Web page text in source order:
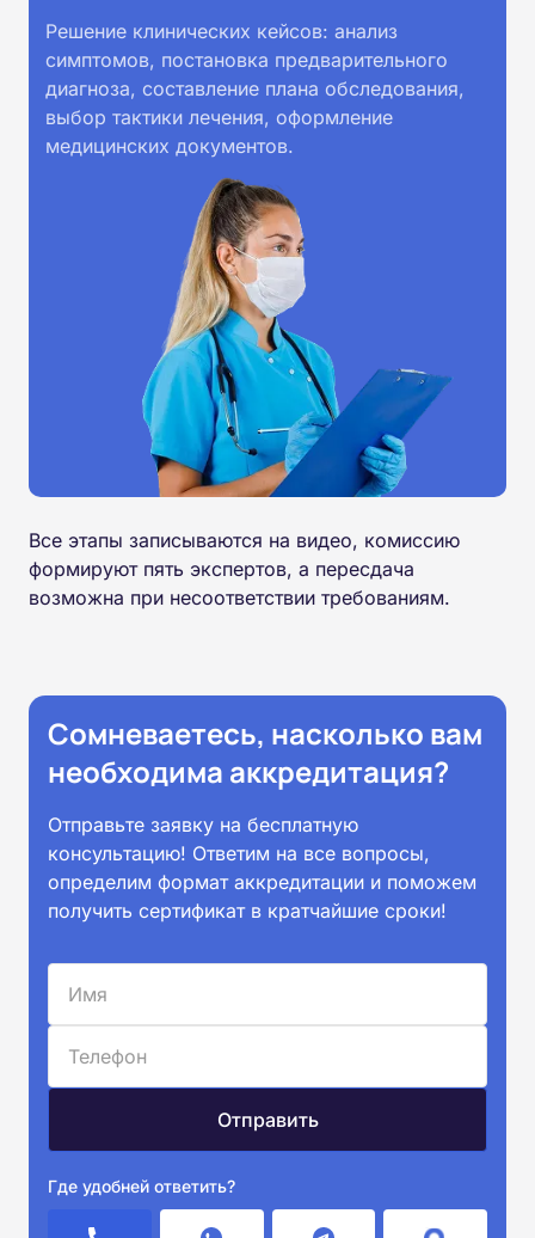
Решение клинических кейсов: анализ
симптомов, постановка предварительного
диагноза, составление плана обследования,
выбор тактики лечения, оформление
медицинских документов.
Все этапы записываются на видео, комиссию
формируют пять экспертов, а пересдача
возможна при несоответствии требованиям.
Сомневаетесь, насколько вам
необходима аккредитация?
Отправьте заявку на бесплатную
консультацию! Ответим на все вопросы,
определим формат аккредитации и поможем
получить сертификат в кратчайшие сроки!
Где удобней ответить?